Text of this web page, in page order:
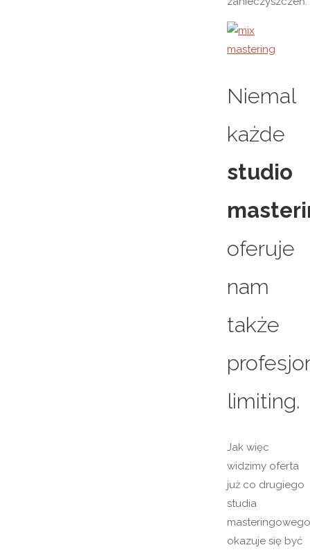
Niemal
każde
studio
oferuje
nam
także
limiting.
Jak więc
widzimy oferta
już co drugiego
studia
masteringowego
okazuje się być